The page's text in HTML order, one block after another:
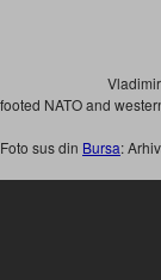
footed NATO and
Foto sus din Bursa: